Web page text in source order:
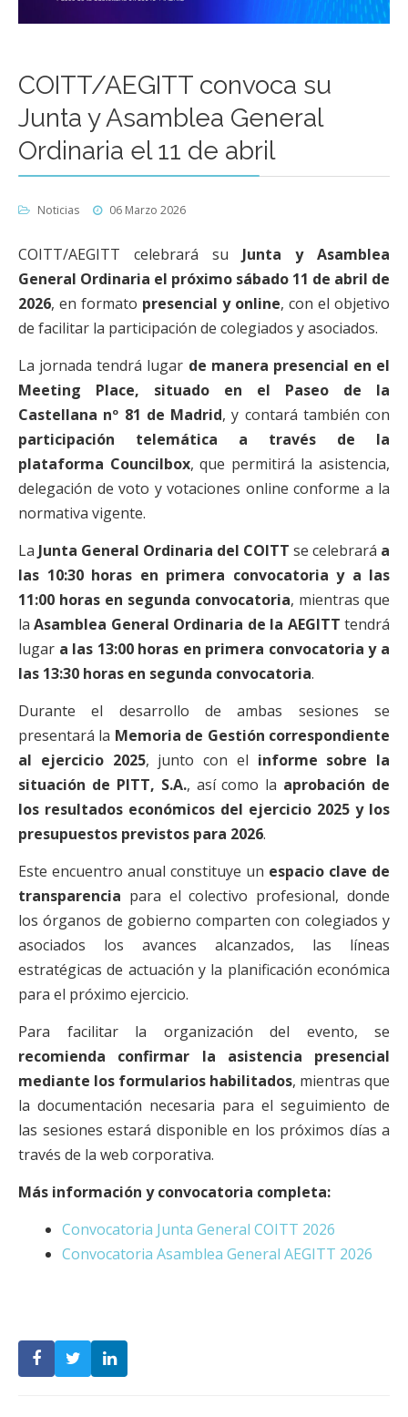
COITT/AEGITT convoca su
Junta y Asamblea General
Ordinaria el 11 de abril
Noticias 06 Marzo 2026
COITT/AEGITT celebrará su Junta y Asamblea
General Ordinaria el próximo sábado 11 de abril de
2026, en formato presencial y online, con el objetivo
de facilitar la participación de colegiados y asociados.
La jornada tendrá lugar de manera presencial en el
Meeting Place, situado en el Paseo de la
Castellana nº 81 de Madrid, y contará también con
participación telemática a través de la
plataforma Councilbox, que permitirá la asistencia,
delegación de voto y votaciones online conforme a la
normativa vigente.
La Junta General Ordinaria del COITT se celebrará a
las 10:30 horas en primera convocatoria y a las
11:00 horas en segunda convocatoria, mientras que
laAsamblea General Ordinaria de la AEGITT tendrá
lugar a las 13:00 horas en primera convocatoria y a
las 13:30 horas en segunda convocatoria.
Durante el desarrollo de ambas sesiones se
presentará la Memoria de Gestión correspondiente
al ejercicio 2025, junto con el informe sobre la
situación de PITT, S.A., así como la aprobación de
los resultados económicos del ejercicio 2025 y los
presupuestos previstos para 2026.
Este encuentro anual constituye un espacio clave de
transparencia para el colectivo profesional, donde
los órganos de gobierno comparten con colegiados y
asociados los avances alcanzados, las líneas
estratégicas de actuación y la planificación económica
para el próximo ejercicio.
Para facilitar la organización del evento, se
recomienda confirmar la asistencia presencial
mediante los formularios habilitados, mientras que
la documentación necesaria para el seguimiento de
las sesiones estará disponible en los próximos días a
través de la web corporativa.
Más información y convocatoria completa:
Convocatoria Junta General COITT 2026
Convocatoria Asamblea General AEGITT 2026